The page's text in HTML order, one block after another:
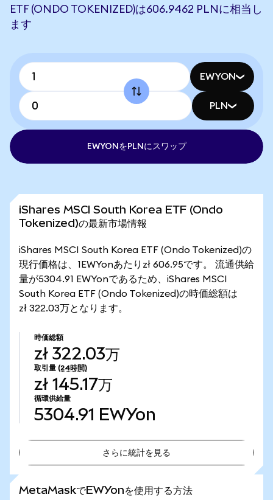
ETF (ONDO TOKENIZED)は606.9462 PLNに相当し
ます
EWYON
PLN
EWYONをPLNにスワップ
iShares MSCI South Korea ETF (Ondo
Tokenized)の最新市場情報
iShares MSCI South Korea ETF (Ondo Tokenized)の
現行価格は、1EWYonあたりzł 606.95です。 流通供給
量が5304.91 EWYonであるため、iShares MSCI
South Korea ETF (Ondo Tokenized)の時価総額は
zł 322.03万となります。
時価総額
zł 322.03万
取引量 (24時間)
zł 145.17万
循環供給量
5304.91 EWYon
さらに統計を見る
MetaMaskでEWYonを使用する方法